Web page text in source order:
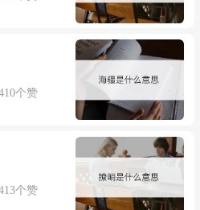
"behind, after," from bi
(see hind (adj.)). The
in Old English.
"backside of a person" is
is from the theater; figurative
个赞
个赞